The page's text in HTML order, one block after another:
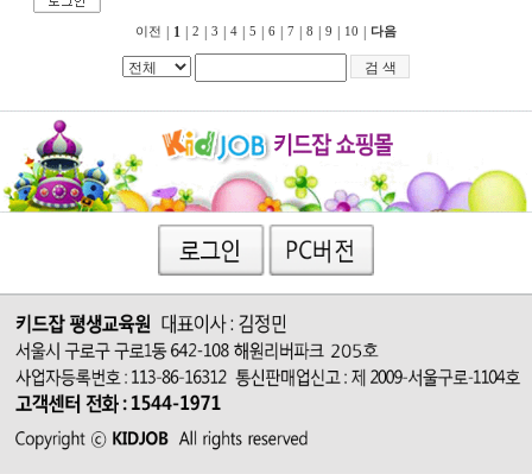
이전 1 2 3 4 5 6 7 8 9 10 다음